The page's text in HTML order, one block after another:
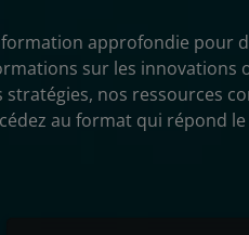
approfondie pour
sur les innovations
nos ressources
au format qui répond